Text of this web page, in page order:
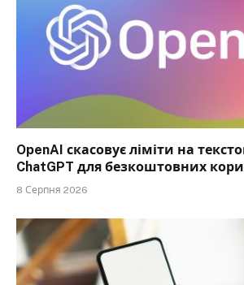
OpenAI скасовує ліміти на
ChatGPT для безкоштовних
8 Серпня 2026